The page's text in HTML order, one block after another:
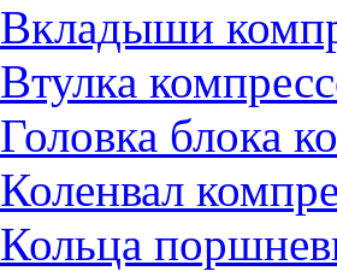
Вкладыши
Втулка
Головка блока
Коленвал
Кольца